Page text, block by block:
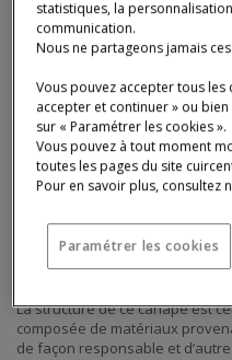
Quantité
Détail du produit
La structure de ce canapé est
composée de matériaux
de façon responsable et
statistiques, la
communication.
Nous ne partageons jamais
Vous pouvez accepter tous
accepter et continuer » ou
sur « Paramétrer les cookies ».
Vous pouvez à tout moment
toutes les pages du site
Pour en savoir plus, consultez
Paramétrer les cookies